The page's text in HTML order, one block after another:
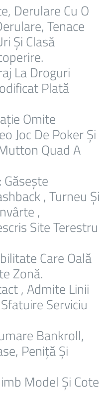
Derulare Cu O
Tenace
Și Clasă
La Droguri
Plată
Omite
Joc De Poker Și
Quad A
, Turneu Și
,
Site Terestru
Care Oală
Zonă.
, Admite Linii
Serviciu
Bankroll,
Peniță Și
Model Și Cote